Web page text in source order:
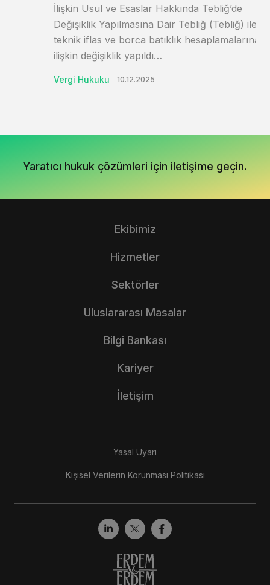
İlişkin Usul ve Esaslar Hakkında Tebliğ’de
Değişiklik Yapılmasına Dair Tebliğ (Tebliğ) ile
teknik iflas ve borca batıklık hesaplamalarına
ilişkin değişiklik yapıldı…
Vergi Hukuku 10.12.2025
Yaratıcı hukuk çözümleri için iletişime geçin.
Ekibimiz
Hizmetler
Sektörler
Uluslararası Masalar
Bilgi Bankası
Kariyer
İletişim
Yasal Uyarı
Kişisel Verilerin Korunması Politikası